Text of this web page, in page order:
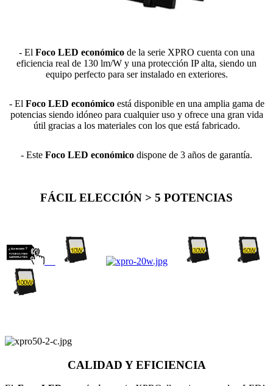
- El Foco LED económicode la serie XPRO cuenta con una
eficiencia real de 130 lm/W y una protección IP alta, siendo un
equipo perfecto para ser instalado en exteriores.
- El Foco LED económicoestá disponible en una amplia gama de
potencias siendo idóneo para cualquier uso y ofrece una gran vida
útil gracias a los materiales con los que está fabricado.
- Este Foco LED económico dispone de 3 años de garantía.
FÁCIL ELECCIÓN > 5 POTENCIAS
CALIDAD Y EFICIENCIA